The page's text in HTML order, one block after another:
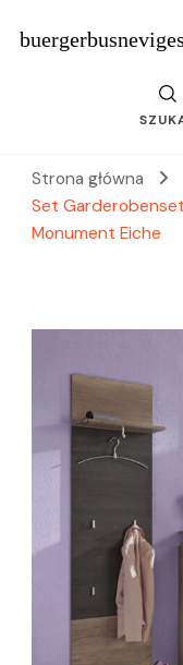
buergerbusneviges
Strona główna
Set
Monument Eiche